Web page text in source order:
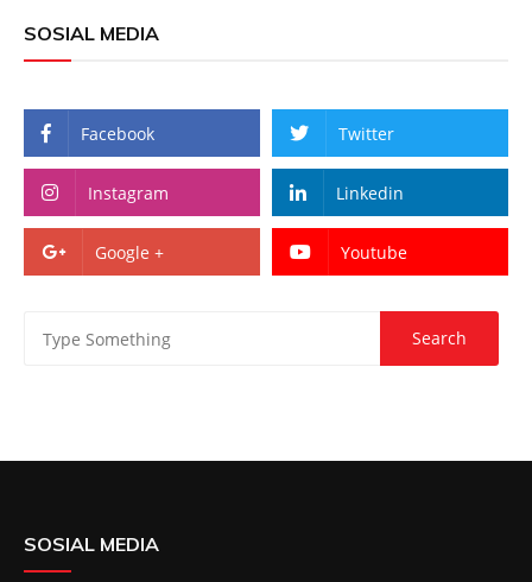
SOSIAL MEDIA
Facebook Twitter
Instagram Linkedin
Google + Youtube
SOSIAL MEDIA